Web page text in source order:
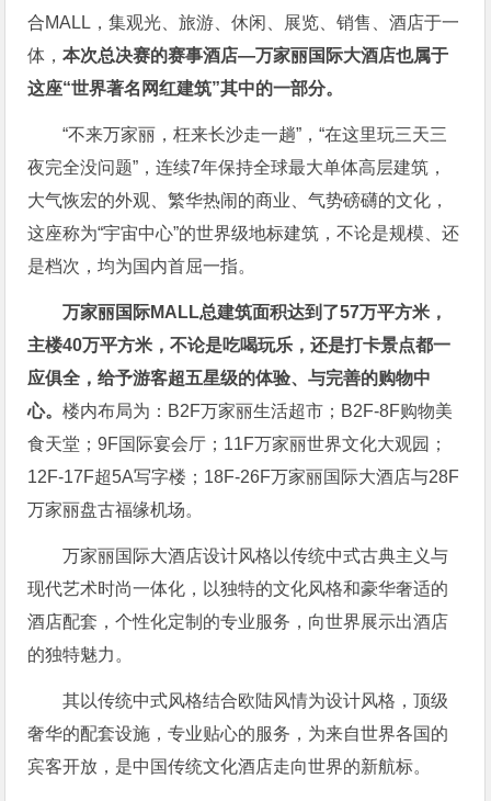
合MALL，集观光、旅游、休闲、展览、销售、酒店于一
体，本次总决赛的赛事酒店—万家丽国际大酒店也属于
这座“世界著名网红建筑”其中的一部分。
“不来万家丽，枉来长沙走一趟”，“在这里玩三天三
夜完全没问题”，连续7年保持全球最大单体高层建筑，
大气恢宏的外观、繁华热闹的商业、气势磅礴的文化，
这座称为“宇宙中心”的世界级地标建筑，不论是规模、还
是档次，均为国内首屈一指。
万家丽国际MALL总建筑面积达到了57万平方米，
主楼40万平方米，不论是吃喝玩乐，还是打卡景点都一
应俱全，给予游客超五星级的体验、与完善的购物中
心。楼内布局为：B2F万家丽生活超市；B2F-8F购物美
食天堂；9F国际宴会厅；11F万家丽世界文化大观园；
12F-17F超5A写字楼；18F-26F万家丽国际大酒店与28F
万家丽盘古福缘机场。
万家丽国际大酒店设计风格以传统中式古典主义与
现代艺术时尚一体化，以独特的文化风格和豪华奢适的
酒店配套，个性化定制的专业服务，向世界展示出酒店
的独特魅力。
其以传统中式风格结合欧陆风情为设计风格，顶级
奢华的配套设施，专业贴心的服务，为来自世界各国的
宾客开放，是中国传统文化酒店走向世界的新航标。